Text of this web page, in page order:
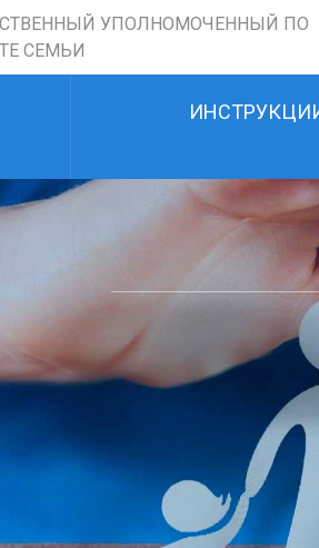
УПОЛНОМОЧЕННЫЙ ПО
СЕМЬИ